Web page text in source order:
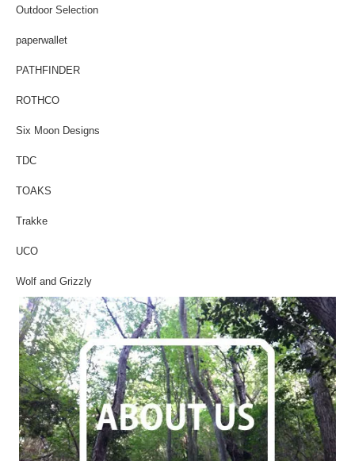
Outdoor Selection
paperwallet
PATHFINDER
ROTHCO
Six Moon Designs
TDC
TOAKS
Trakke
UCO
Wolf and Grizzly